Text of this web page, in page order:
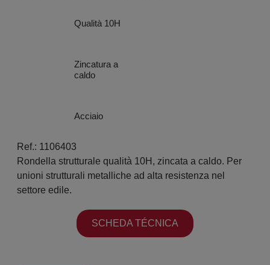
Qualità 10H
Zincatura a
caldo
Acciaio
Ref.: 1106403
Rondella strutturale qualità 10H, zincata a caldo. Per
unioni strutturali metalliche ad alta resistenza nel
settore edile.
SCHEDA TÉCNICA